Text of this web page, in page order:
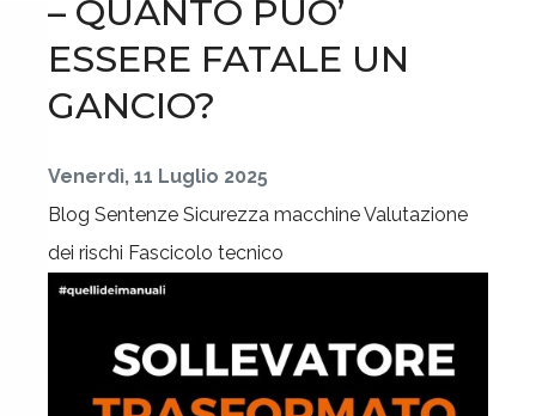
– QUANTO PUO’
ESSERE FATALE UN
GANCIO?
Venerdì, 11 Luglio 2025
Blog Sentenze Sicurezza macchineValutazione
dei rischi Fascicolo tecnico